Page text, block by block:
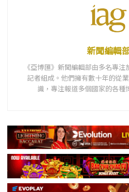
新聞編輯
《亞博匯》新聞編輯部由多名專
記者組成。他們擁有數十年的從
識，專注報道多個國家的各種